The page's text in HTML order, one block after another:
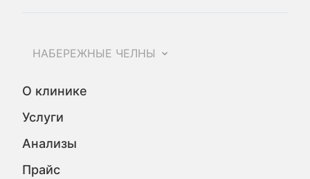
НАБЕРЕЖНЫЕ ЧЕЛНЫ
О клинике
Услуги
Анализы
Прайс